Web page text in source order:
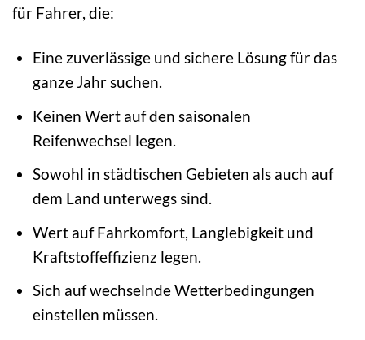
für Fahrer, die:
Eine zuverlässige und sichere Lösung für das
ganze Jahr suchen.
Keinen Wert auf den saisonalen
Reifenwechsel legen.
Sowohl in städtischen Gebieten als auch auf
dem Land unterwegs sind.
Wert auf Fahrkomfort, Langlebigkeit und
Kraftstoffeffizienz legen.
Sich auf wechselnde Wetterbedingungen
einstellen müssen.